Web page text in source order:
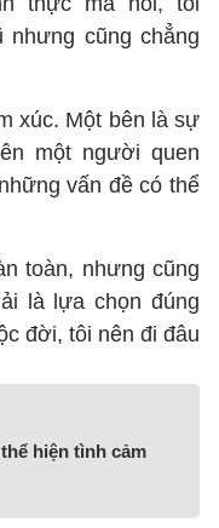
cũng chẳng
xúc. Một bên là sự
một người quen
vấn đề có thể
toàn, nhưng cũng
là lựa chọn đúng
đời, tôi nên đi đâu
hiện tình cảm